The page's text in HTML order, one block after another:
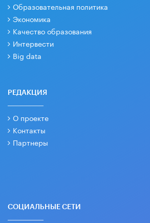
Образовательная политика
Экономика
Качество образования
Интервести
Big data
РЕДАКЦИЯ
О проекте
Контакты
Партнеры
СОЦИАЛЬНЫЕ СЕТИ